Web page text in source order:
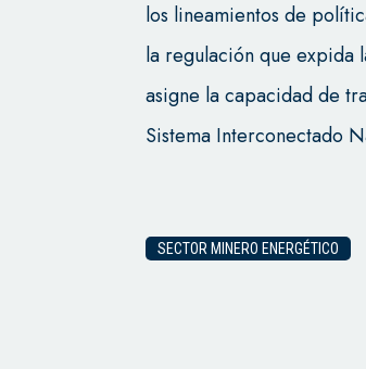
los lineamientos de
la regulación que expida
asigne la capacidad de
Sistema Interconectado
SECTOR MINERO ENERGÉTICO